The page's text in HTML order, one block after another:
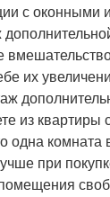
с оконными
их
из квартиры
одна
при